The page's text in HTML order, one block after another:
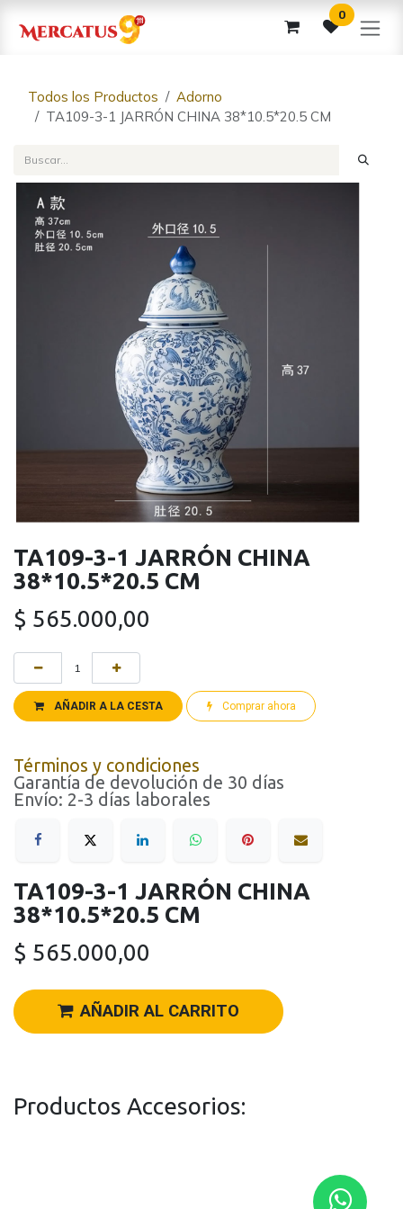
0
Todos los Productos
Adorno
TA109-3-1 JARRÓN CHINA 38*10.5*20.5 CM
TA109-3-1 JARRÓN CHINA
38*10.5*20.5 CM
$ 565.000,00
AÑADIR A LA CESTA Comprar ahora
Términos y condiciones
Garantía de devolución de 30 días
Envío: 2-3 días laborales
TA109-3-1 JARRÓN CHINA
38*10.5*20.5 CM
$ 565.000,00
AÑADIR AL CARRITO
Productos Accesorios: